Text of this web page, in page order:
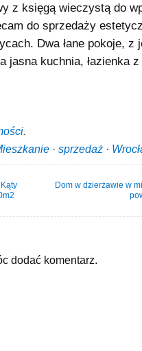
z księgą wieczystą do
do sprzedaży
Dwa łane pokoje, z
jasna kuchnia, łazienka
.
· sprzedaż ·
Dom w dzierżawie w
dodać komentarz.